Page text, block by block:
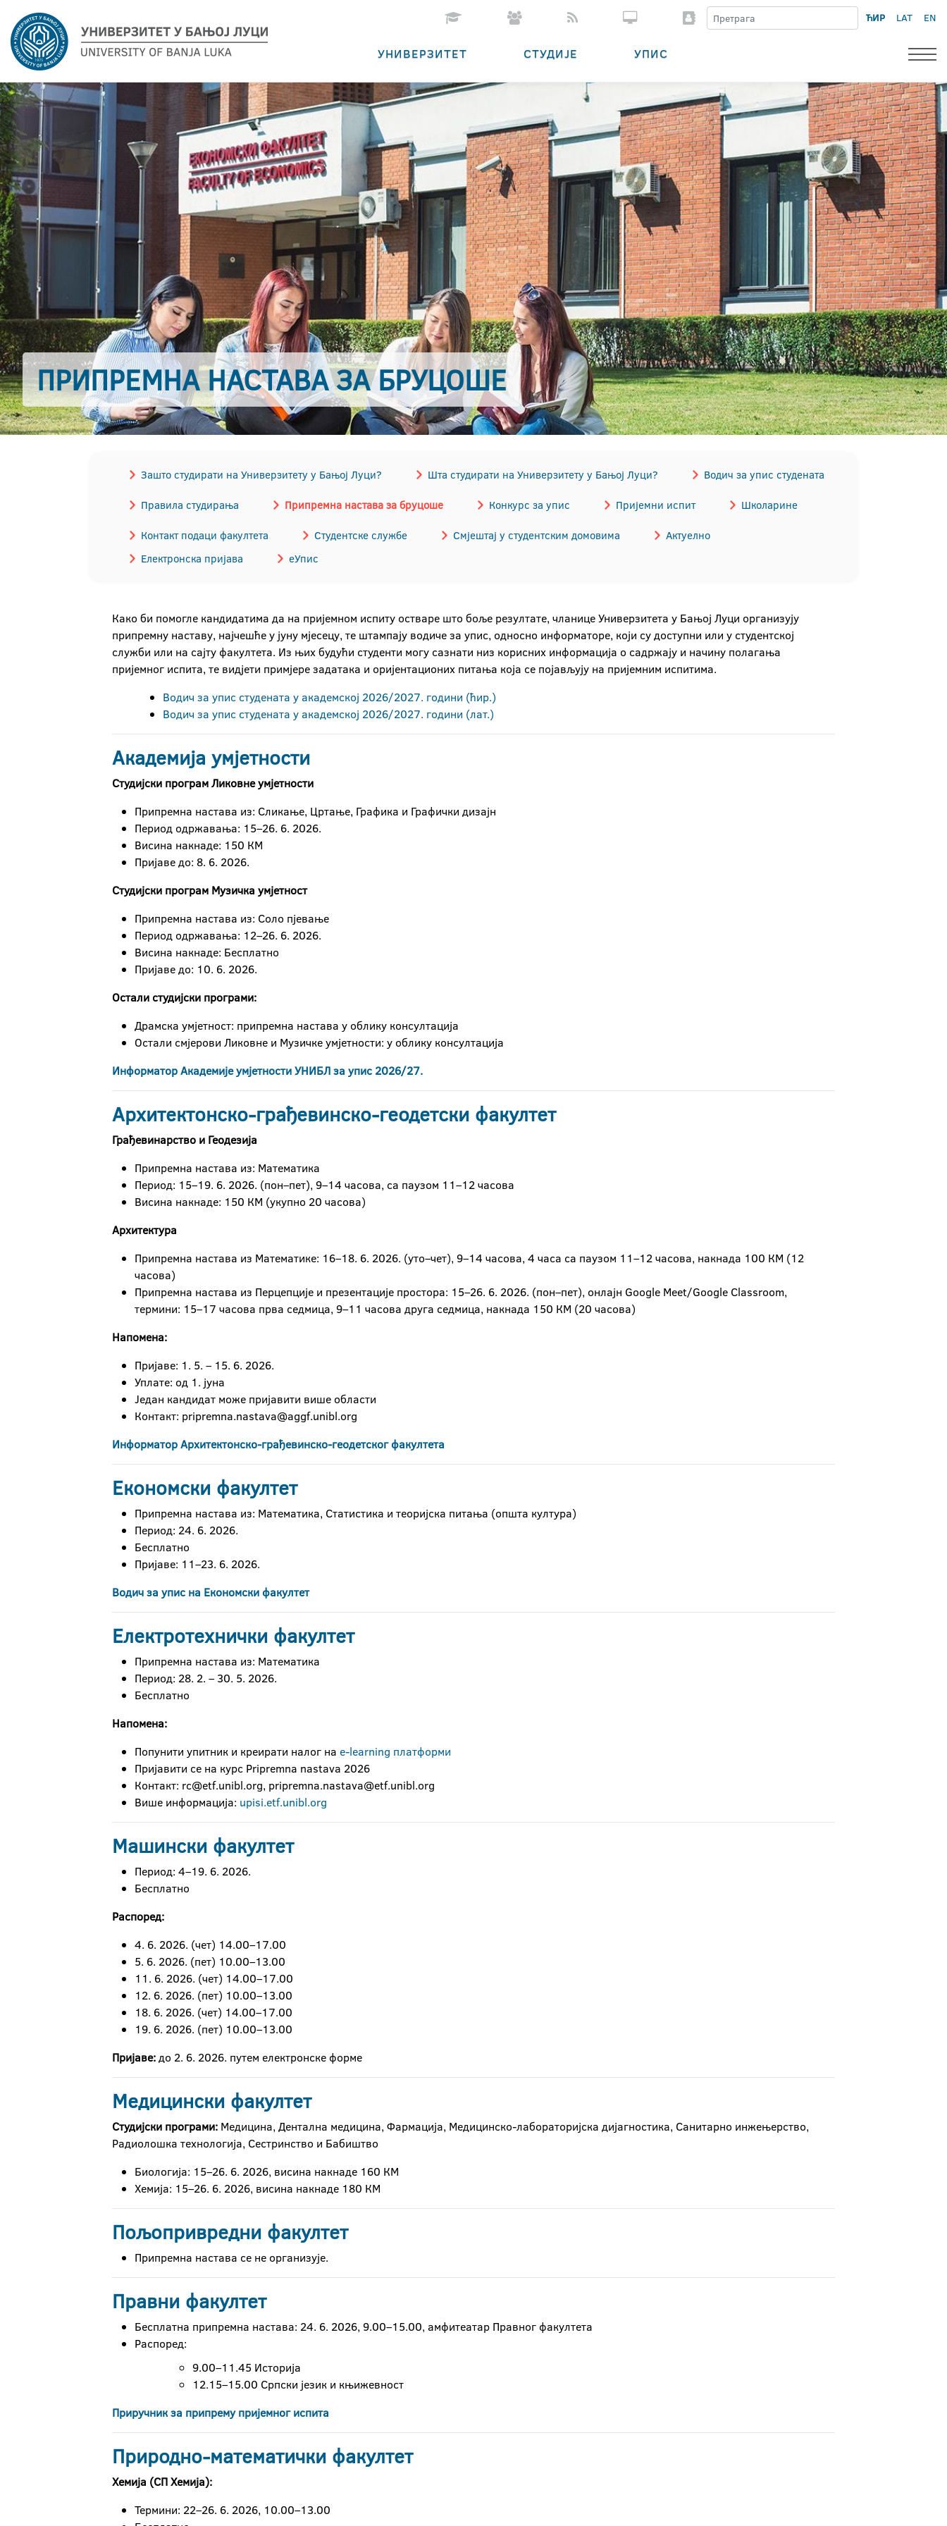
ЋИР LAT EN
УНИВЕРЗИТЕТ СТУДИЈЕ УПИС
ПРИПРЕМНА НАСТАВА ЗА БРУЦОШЕ
Зашто студирати на Универзитету у Бањој Луци? Шта студирати на Универзитету у Бањој Луци? Водич за упис студената
Правила студирања Припремна настава за бруцоше Конкурс за упис Пријемни испит Школарине
Контакт подаци факултета Студентске службе Смјештај у студентским домовима
Актуелно
Електронска пријава
еУпис
Како би помогле кандидатима да на пријемном испиту остваре што боље резултате, чланице Универзитета у Бањој Луци организују
припремну наставу, најчешће у јуну мјесецу, те штампају водиче за упис, односно информаторе, који су доступни или у студентској
служби или на сајту факултета. Из њих будући студенти могу сазнати низ корисних информација о садржају и начину полагања
пријемног испита, те видјети примјере задатака и оријентационих питања која се појављују на пријемним испитима.
Водич за упис студената у академској 2026/2027. години (ћир.)
Водич за упис студената у академској 2026/2027. години (лат.)
Академија умјетности
Студијски програм Ликовне умјетности
Припремна настава из: Сликање, Цртање, Графика и Графички дизајн
Период одржавања: 15–26. 6. 2026.
Висина накнаде: 150 КМ
Пријаве до: 8. 6. 2026.
Студијски програм Музичка умјетност
Припремна настава из: Соло пјевање
Период одржавања: 12–26. 6. 2026.
Висина накнаде: Бесплатно
Пријаве до: 10. 6. 2026.
Остали студијски програми:
Драмска умјетност: припремна настава у облику консултација
Остали смјерови Ликовне и Музичке умјетности: у облику консултација
Информатор Академије умјетности УНИБЛ за упис 2026/27.
Архитектонско-грађевинско-геодетски факултет
Грађевинарство и Геодезија
Припремна настава из: Математика
Период: 15–19. 6. 2026. (пон–пет), 9–14 часова, са паузом 11–12 часова
Висина накнаде: 150 КМ (укупно 20 часова)
Архитектура
Припремна настава из Математике: 16–18. 6. 2026. (уто–чет), 9–14 часова, 4 часа са паузом 11–12 часова, накнада 100 КМ (12
часова)
Припремна настава из Перцепције и презентације простора: 15–26. 6. 2026. (пон–пет), онлајн Google Meet/Google Classroom,
термини: 15–17 часова прва седмица, 9–11 часова друга седмица, накнада 150 КМ (20 часова)
Напомена:
Пријаве: 1. 5. – 15. 6. 2026.
Уплате: од 1. јуна
Један кандидат може пријавити више области
Контакт: pripremna.nastava@aggf.unibl.org
Информатор Архитектонско-грађевинско-геодетског факултета
Економски факултет
Припремна настава из: Математика, Статистика и теоријска питања (општа култура)
Период: 24. 6. 2026.
Бесплатно
Пријаве: 11–23. 6. 2026.
Водич за упис на Економски факултет
Електротехнички факултет
Припремна настава из: Математика
Период: 28. 2. – 30. 5. 2026.
Бесплатно
Напомена:
Попунити упитник и креирати налог на e-learning платформи
Пријавити се на курс Pripremna nastava 2026
Контакт: rc@etf.unibl.org, pripremna.nastava@etf.unibl.org
Више информација: upisi.etf.unibl.org
Машински факултет
Период: 4–19. 6. 2026.
Бесплатно
Распоред:
4. 6. 2026. (чет) 14.00–17.00
5. 6. 2026. (пет) 10.00–13.00
11. 6. 2026. (чет) 14.00–17.00
12. 6. 2026. (пет) 10.00–13.00
18. 6. 2026. (чет) 14.00–17.00
19. 6. 2026. (пет) 10.00–13.00
Пријаве:до 2. 6. 2026. путем електронске форме
Медицински факултет
Студијски програми: Медицина, Дентална медицина, Фармација, Медицинско-лабораторијска дијагностика, Санитарно инжењерство,
Радиолошка технологија, Сестринство и Бабиштво
Биологија: 15–26. 6. 2026, висина накнаде 160 КМ
Хемија: 15–26. 6. 2026, висина накнаде 180 КМ
Пољопривредни факултет
Припремна настава се не организује.
Правни факултет
Бесплатна припремна настава: 24. 6. 2026, 9.00–15.00, амфитеатар Правног факултета
Распоред:
9.00–11.45 Историја
12.15–15.00 Српски језик и књижевност
Приручник за припрему пријемног испита
Природно-математички факултет
Хемија (СП Хемија):
Термини: 22–26. 6. 2026, 10.00–13.00